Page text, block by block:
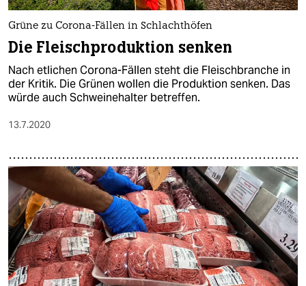
Grüne zu Corona-Fällen in Schlachthöfen
Die Fleischproduktion senken
Nach etlichen Corona-Fällen steht die Fleischbranche in
der Kritik. Die Grünen wollen die Produktion senken. Das
würde auch Schweinehalter betreffen.
13.7.2020